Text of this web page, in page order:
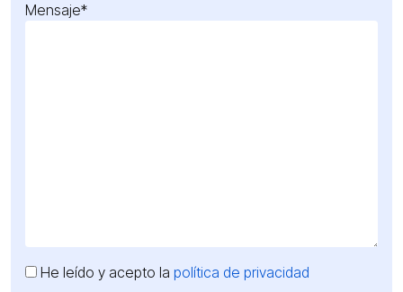
Mensaje*
He leído y acepto la política de privacidad